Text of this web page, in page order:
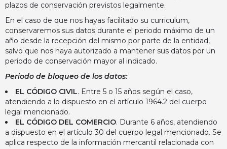
plazos de conservación previstos legalmente.
En el caso de que nos hayas facilitado su curriculum,
conservaremos sus datos durante el periodo máximo de un
año desde la recepción del mismo por parte de la entidad,
salvo que nos haya autorizado a mantener sus datos por un
periodo de conservación mayor al indicado.
Periodo de bloqueo de los datos:
EL CÓDIGO CIVIL. Entre 5 o 15 años según el caso,
atendiendo a lo dispuesto en el artículo 1964.2 del cuerpo
legal mencionado.
EL CÓDIGO DEL COMERCIO. Durante 6 años, atendiendo
a dispuesto en el artículo 30 del cuerpo legal mencionado. Se
aplica respecto de la información mercantil relacionada con